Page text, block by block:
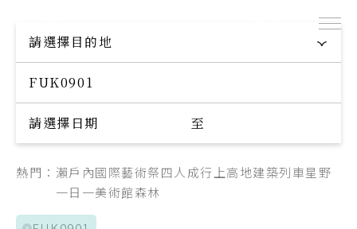
探索專屬您的旅程
Explore your trip
請選擇目的地
請選擇日期 至
熱門： 瀨戶內國際藝術祭四人成行 上高地建築列車星野
一日一美術館森林